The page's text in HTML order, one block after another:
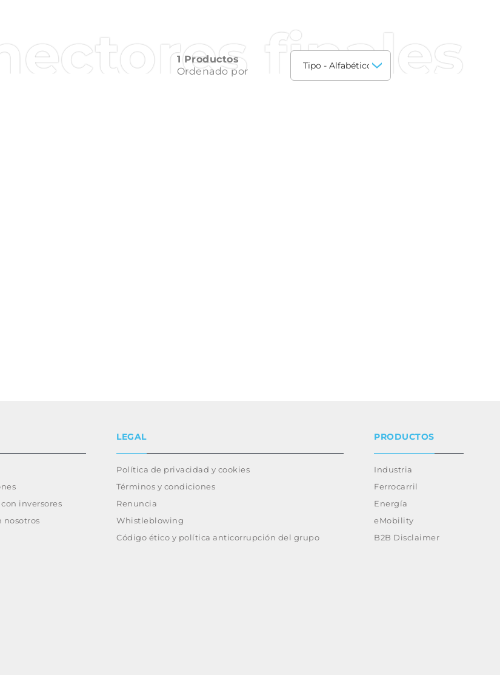
finales
1 Productos
Ordenado por
inversores
nosotros
LEGAL
Política de privacidad y cookies
Términos y condiciones
Renuncia
Whistleblowing
Código ético y política anticorrupción del grupo
PRODUCTOS
Industria
Ferrocarril
Energía
eMobility
B2B Disclaimer